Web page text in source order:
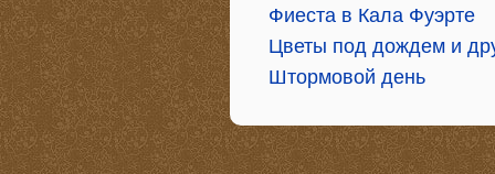
Фиеста в Кала Фуэрте
Цветы под дождем и
Штормовой день